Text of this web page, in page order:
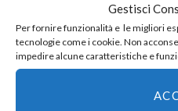
Gestisci
Per fornire funzionalità e le migliori
tecnologie come i cookie. Non
impedire alcune caratteristiche e